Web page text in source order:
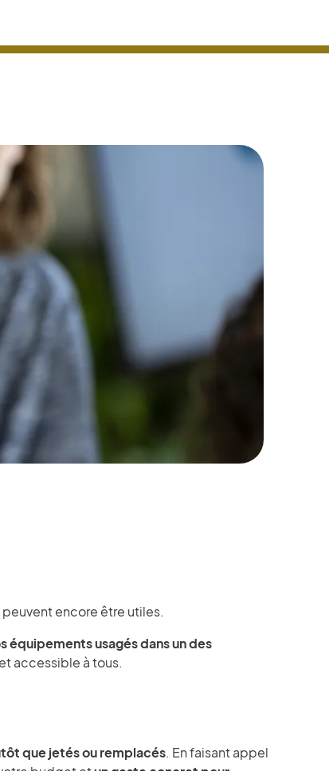
encore être utiles.
équipements usagés dans un des
accessible à tous.
que jetés ou remplacés. En faisant appel